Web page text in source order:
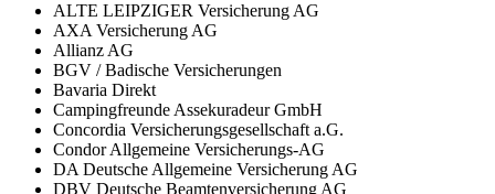
ALTE LEIPZIGER Versicherung AG
AXA Versicherung AG
Allianz AG
BGV / Badische Versicherungen
Bavaria Direkt
Campingfreunde Assekuradeur GmbH
Concordia Versicherungsgesellschaft a.G.
Condor Allgemeine Versicherungs-AG
DA Deutsche Allgemeine Versicherung AG
DBV Deutsche Beamtenversicherung AG